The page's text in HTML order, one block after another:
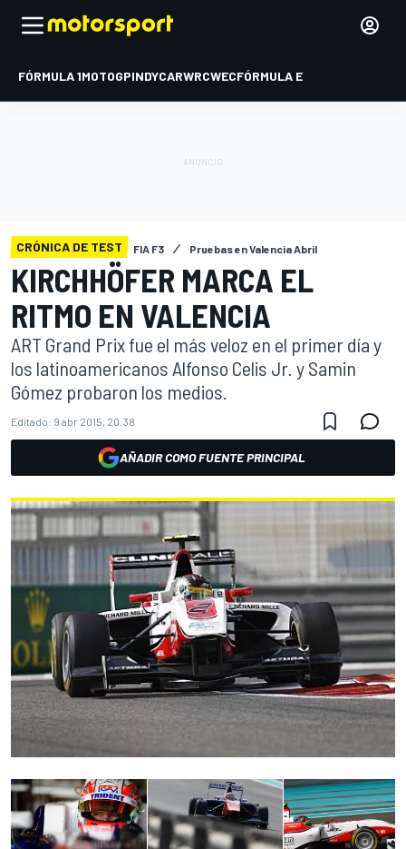
FÓRMULA 1MOTOGPINDYCARWRCWECFÓRMULA E
CRÓNICA DE TEST FIA F3 Pruebas en Valencia Abril
KIRCHHÖFER MARCA EL
RITMO EN VALENCIA
ART Grand Prix fue el más veloz en el primer día y
los latinoamericanos Alfonso Celis Jr. y Samin
Gómez probaron los medios.
Editado: 9 abr 2015, 20:38
AÑADIR COMO FUENTE PRINCIPAL